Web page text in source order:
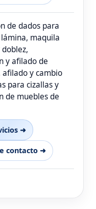
de dados para
maquila
y afilado de
y cambio
para cizallas y
de muebles de
➜
contacto ➜